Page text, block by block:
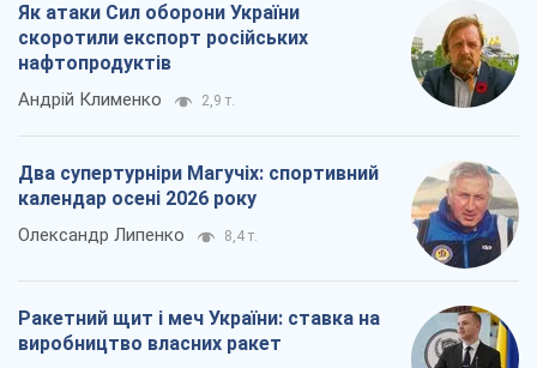
Як атаки Сил оборони України
скоротили експорт російських
нафтопродуктів
Андрій Клименко 2,9 т.
Два супертурніри Магучіх: спортивний
календар осені 2026 року
Олександр Липенко 8,4 т.
Ракетний щит і меч України: ставка на
виробництво власних ракет